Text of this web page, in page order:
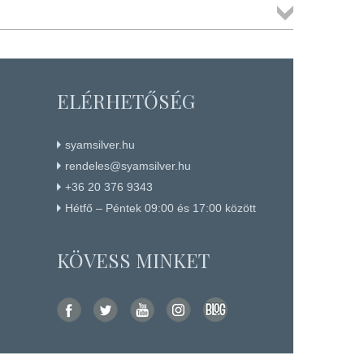
ELÉRHETŐSÉG
syamsilver.hu
rendeles@syamsilver.hu
+36 20 376 9343
Hétfő – Péntek 09:00 és 17:00 között
KÖVESS MINKET